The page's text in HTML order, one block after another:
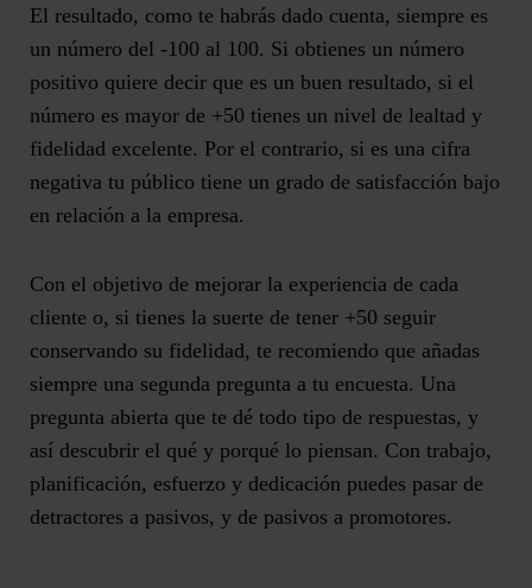
El resultado, como te habrás dado cuenta, siempre es
un número del -100 al 100. Si obtienes un número
positivo quiere decir que es un buen resultado, si el
número es mayor de +50 tienes un nivel de lealtad y
fidelidad excelente. Por el contrario, si es una cifra
negativa tu público tiene un grado de satisfacción bajo
en relación a la empresa.
Con el objetivo de mejorar la experiencia de cada
cliente o, si tienes la suerte de tener +50 seguir
conservando su fidelidad, te recomiendo que añadas
siempre una segunda pregunta a tu encuesta. Una
pregunta abierta que te dé todo tipo de respuestas, y
así descubrir el qué y porqué lo piensan. Con trabajo,
planificación, esfuerzo y dedicación puedes pasar de
detractores a pasivos, y de pasivos a promotores.